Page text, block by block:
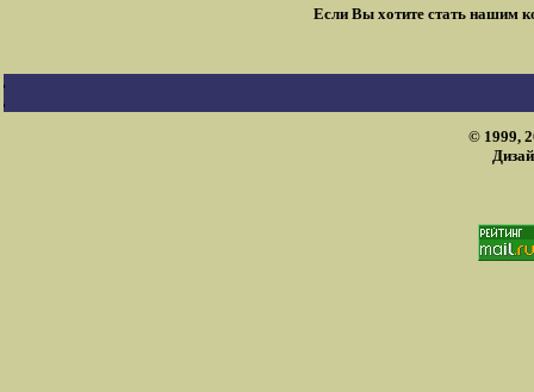
Если Вы хотите стать нашим
© 1999,